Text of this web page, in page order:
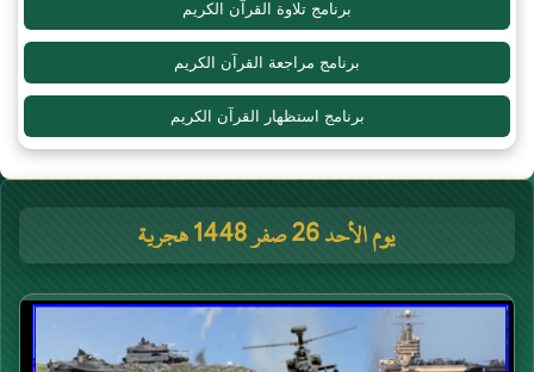
برنامج تلاوة القرآن الكريم
برنامج مراجعة القرآن الكريم
برنامج استظهار القرآن الكريم
يوم الأحد 26 صفر 1448 هجرية